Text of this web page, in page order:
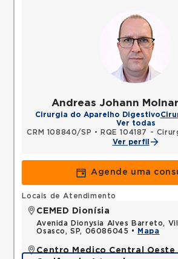
Andreas Johann
Cirurgia do Aparelho Digestivo
Ver todas
CRM 108840/SP •
RQE 104187 - Cirurgia
Ver perfil
Agende uma
Locais de Atendimento
CEMED Dionísia
Avenida Dionysia Alves Barreto,
Osasco, SP, 06086045 •
Mapa
Centro Medico Central Oeste